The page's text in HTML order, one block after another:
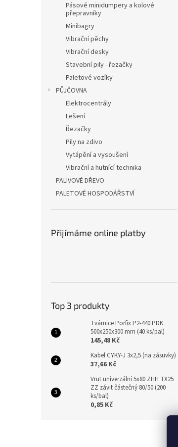
Pásové minidumpery a kolové
přepravníky
Minibagry
Vibrační pěchy
Vibrační desky
Stavební pily - řezačky
Paletové vozíky
PŮJČOVNA
Elektrocentrály
Lešení
Řezačky
Pily na zdivo
Vytápění a vysoušení
Vibrační a hutnící technika
PALIVOVÉ DŘEVO
PALETOVÉ HOSPODÁŘSTVÍ
Přijímáme online platby
Top 3 produkty
Tvárnice Porfix P2-440 PDK
500x250x300 mm (40 ks/pal)
145,48 Kč
Kabel CYKY-J 3x2,5 (na zásuvky)
37,66 Kč
Vrut univerzální 5x80 ZHH TX25
ZZ závit částečný 80/50 (200
ks/bal)
0,85 Kč